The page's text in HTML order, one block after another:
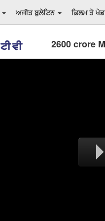
ਅਜੀਤ ਬੁਲੇਟਿਨ ਫ਼ਿਲਮ ਤੇ
2600 crore